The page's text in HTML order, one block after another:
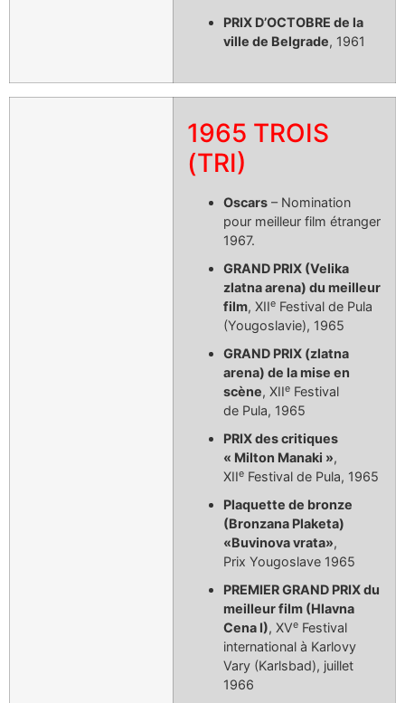
PRIX D’OCTOBRE de la
ville de Belgrade, 1961
1965 TROIS
(TRI)
Oscars – Nomination
pour meilleur film étranger
1967.
GRAND PRIX (Velika
zlatna arena) du meilleur
film, XIIe Festival de Pula
(Yougoslavie), 1965
GRAND PRIX (zlatna
arena) de la mise en
scène, XIIe Festival
de Pula, 1965
PRIX des critiques
« Milton Manaki »,
XIIe Festival de Pula, 1965
Plaquette de bronze
(Bronzana Plaketa)
«Buvinova vrata»,
Prix Yougoslave 1965
PREMIER GRAND PRIX du
meilleur film (Hlavna
Cena I), XVe Festival
international à Karlovy
Vary (Karlsbad), juillet
1966